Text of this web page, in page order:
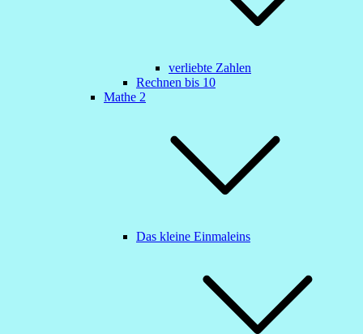
verliebte Zahlen
Rechnen bis 10
Mathe 2
Das kleine Einmaleins